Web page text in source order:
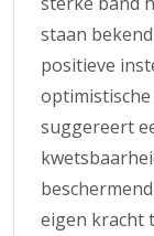
staan
positieve
suggereert
eigen kracht